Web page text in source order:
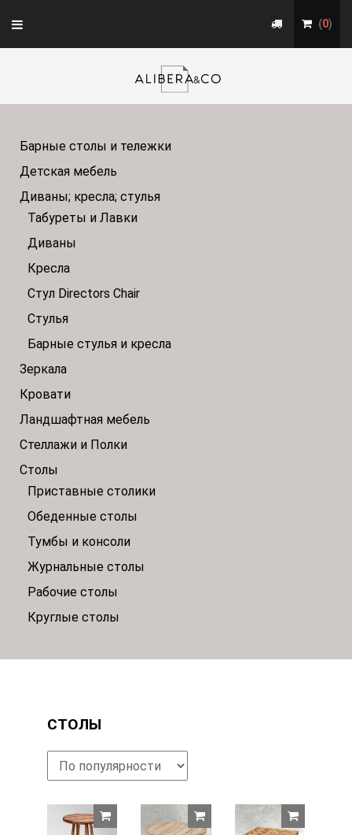
Toggle
navigation
(0)
Барные столы и тележки
Детская мебель
Диваны; кресла; стулья
Табуреты и Лавки
Диваны
Кресла
Стул Directors Chair
Стулья
Барные стулья и кресла
Зеркала
Кровати
Ландшафтная мебель
Стеллажи и Полки
Столы
Приставные столики
Обеденные столы
Тумбы и консоли
Журнальные столы
Рабочие столы
Круглые столы
СТОЛЫ